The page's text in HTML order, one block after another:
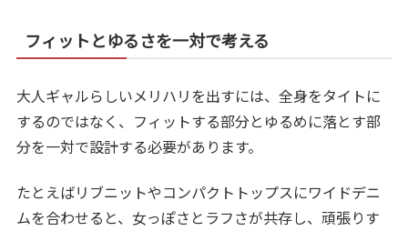
フィットとゆるさを一対で考える
大人ギャルらしいメリハリを出すには、全身をタイトに
するのではなく、フィットする部分とゆるめに落とす部
分を一対で設計する必要があります。
たとえばリブニットやコンパクトトップスにワイドデニ
ムを合わせると、女っぽさとラフさが共存し、頑張りす